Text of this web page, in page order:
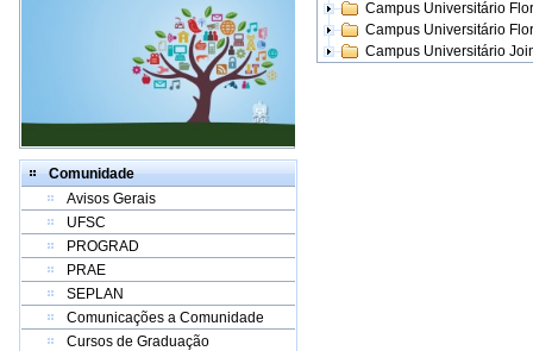
Comunidade
Avisos Gerais
UFSC
PROGRAD
PRAE
SEPLAN
Comunicações a Comunidade
Cursos de Graduação
Campus Universitário
Campus Universitário
Campus Universitário